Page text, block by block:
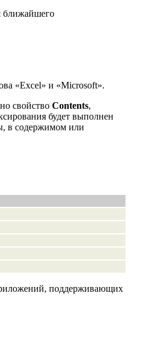
ближайшего
«Excel» и «Microsoft».
свойство Contents,
будет выполнен
в содержимом или
поддерживающих